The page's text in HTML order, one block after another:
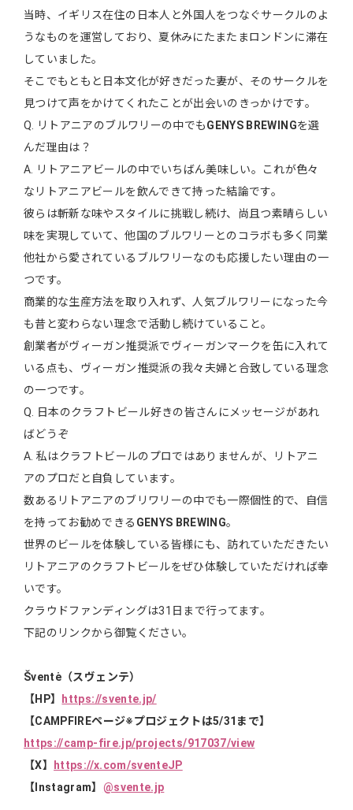
当時、イギリス在住の日本人と外国人をつなぐサークルのよ
うなものを運営しており、夏休みにたまたまロンドンに滞在
していました。
そこでもともと日本文化が好きだった妻が、そのサークルを
見つけて声をかけてくれたことが出会いのきっかけです。
Q. リトアニアのブルワリーの中でもGENYS BREWINGを選
んだ理由は？
A. リトアニアビールの中でいちばん美味しい。これが色々
なリトアニアビールを飲んできて持った結論です。
彼らは斬新な味やスタイルに挑戦し続け、尚且つ素晴らしい
味を実現していて、他国のブルワリーとのコラボも多く同業
他社から愛されているブルワリーなのも応援したい理由の一
つです。
商業的な生産方法を取り入れず、人気ブルワリーになった今
も昔と変わらない理念で活動し続けていること。
創業者がヴィーガン推奨派でヴィーガンマークを缶に入れて
いる点も、ヴィーガン推奨派の我々夫婦と合致している理念
の一つです。
Q. 日本のクラフトビール好きの皆さんにメッセージがあれ
ばどうぞ
A. 私はクラフトビールのプロではありませんが、リトアニ
アのプロだと自負しています。
数あるリトアニアのブリワリーの中でも一際個性的で、自信
を持ってお勧めできる GENYS BREWING。
世界のビールを体験している皆様にも、訪れていただきたい
リトアニアのクラフトビールをぜひ体験していただければ幸
いです。
クラウドファンディングは31日まで行ってます。
下記のリンクから御覧ください。
Šventė（スヴェンテ）
【HP】 https://svente.jp/
【CAMPFIREページ※プロジェクトは5/31まで】
https://camp-fire.jp/projects/917037/view
【X】 https://x.com/sventeJP
【Instagram】 @svente.jp